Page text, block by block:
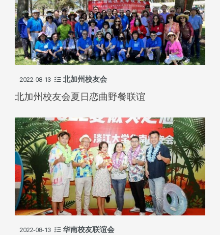
2022-08-13 北加州校友会
北加州校友会夏日恋曲野餐联谊
2022-08-13 华南校友联谊会